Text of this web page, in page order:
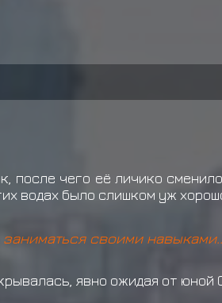
после чего её личико
водах было слишком уж
своими
явно ожидая от